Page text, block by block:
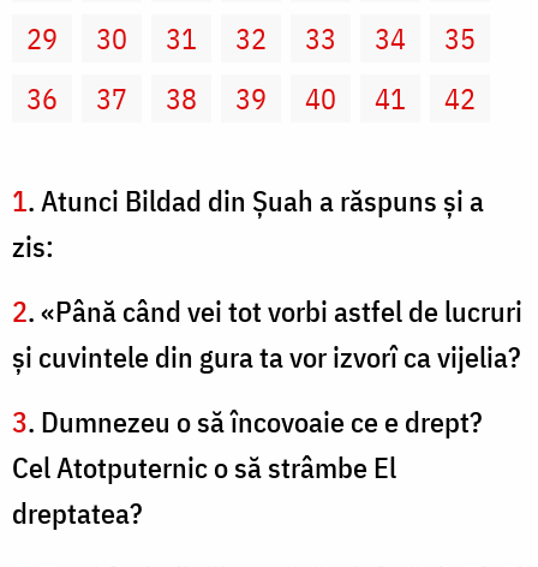
29
30 31 32 33 34
35
36
37 38 39 40 41 42
1. Atunci Bildad din Şuah a răspuns şi a
zis:
2. «Până când vei tot vorbi astfel de lucruri
şi cuvintele din gura ta vor izvorî ca vijelia?
3. Dumnezeu o să încovoaie ce e drept?
Cel Atotputernic o să strâmbe El
dreptatea?